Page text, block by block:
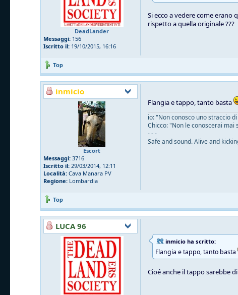
DeadLander
Messaggi: 156
Iscritto il: 19/10/2015, 16:16
Si ecco a vedere come
rispetto a quella originale ???
Top
inmicio
Escort
Messaggi: 3716
Iscritto il: 29/03/2014, 12:11
Località: Cava Manara PV
Regione: Lombardia
Flangia e tappo, tanto basta
io: "Non conosco uno straccio
Chicco: "Non le conoscerai mai
- - -
Safe and sound. Alive and
Top
LUCA 96
inmicio ha scritto:
Flangia e tappo, tanto basta
Cioé anche il tappo sarebbe